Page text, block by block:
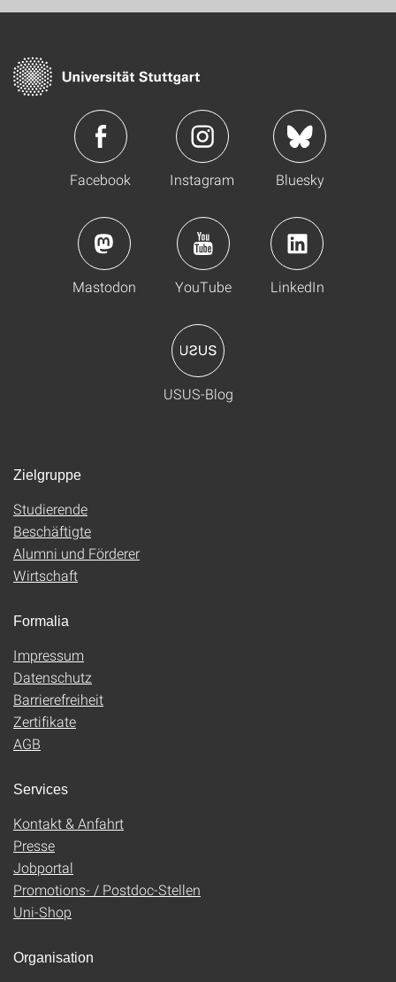
Facebook Instagram Bluesky
Mastodon YouTube LinkedIn
USUS-Blog
Zielgruppe
Studierende
Beschäftigte
Alumni und Förderer
Wirtschaft
Formalia
Impressum
Datenschutz
Barrierefreiheit
Zertifikate
AGB
Services
Kontakt & Anfahrt
Presse
Jobportal
Promotions- / Postdoc-Stellen
Uni-Shop
Organisation